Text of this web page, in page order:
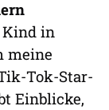
Kind in
meine
Tok-Star-
Einblicke,